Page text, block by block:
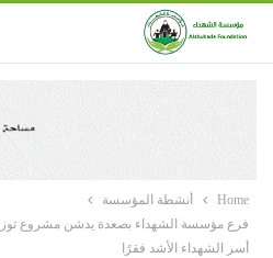
Home
أنشطة المؤسسة
أسر الشهداء الأشد فقرًا